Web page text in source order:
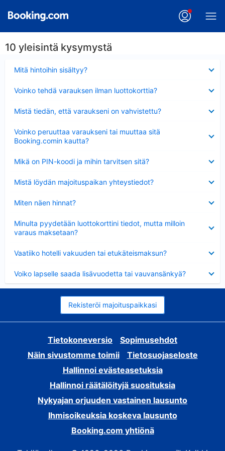
10 yleisintä kysymystä
Mitä hintoihin sisältyy?
Voinko tehdä varauksen ilman luottokorttia?
Mistä tiedän, että varaukseni on vahvistettu?
Voinko peruuttaa varaukseni tai muuttaa sitä
Booking.comin kautta?
Mikä on PIN-koodi ja mihin tarvitsen sitä?
Mistä löydän majoituspaikan yhteystiedot?
Miten näen hinnat?
Minulta pyydetään luottokorttini tiedot, mutta milloin
varaus maksetaan?
Vaatiiko hotelli vakuuden tai etukäteismaksun?
Voiko lapselle saada lisävuodetta tai vauvansänkyä?
Rekisteröi majoituspaikkasi
Tietokoneversio
Sopimusehdot
Näin sivustomme toimii
Tietosuojaseloste
Hallinnoi evästeasetuksia
Hallinnoi räätälöityjä suosituksia
Nykyajan orjuuden vastainen lausunto
Ihmisoikeuksia koskeva lausunto
Booking.com yhtiönä